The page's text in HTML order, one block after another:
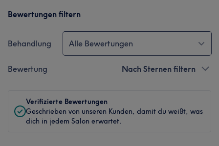
Bewertungen filtern
Behandlung Alle Bewertungen
Bewertung Nach Sternen filtern
Verifizierte Bewertungen
Geschrieben von unseren Kunden, damit du weißt, was
dich in jedem Salon erwartet.